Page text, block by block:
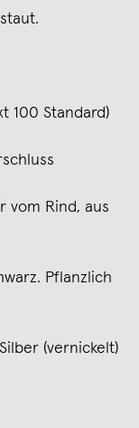
100 Standard)
vom Rind, aus
Pflanzlich
(vernickelt)